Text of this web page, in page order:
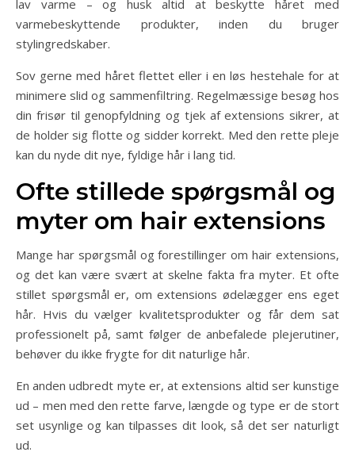
lav varme – og husk altid at beskytte håret med
varmebeskyttende produkter, inden du bruger
stylingredskaber.
Sov gerne med håret flettet eller i en løs hestehale for at
minimere slid og sammenfiltring. Regelmæssige besøg hos
din frisør til genopfyldning og tjek af extensions sikrer, at
de holder sig flotte og sidder korrekt. Med den rette pleje
kan du nyde dit nye, fyldige hår i lang tid.
Ofte stillede spørgsmål og
myter om hair extensions
Mange har spørgsmål og forestillinger om hair extensions,
og det kan være svært at skelne fakta fra myter. Et ofte
stillet spørgsmål er, om extensions ødelægger ens eget
hår. Hvis du vælger kvalitetsprodukter og får dem sat
professionelt på, samt følger de anbefalede plejerutiner,
behøver du ikke frygte for dit naturlige hår.
En anden udbredt myte er, at extensions altid ser kunstige
ud – men med den rette farve, længde og type er de stort
set usynlige og kan tilpasses dit look, så det ser naturligt
ud.